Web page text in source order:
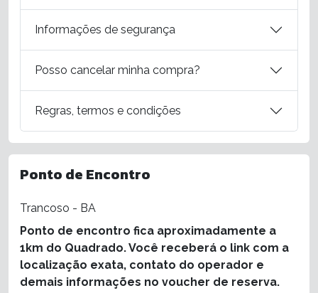
Informações de segurança
Posso cancelar minha compra?
Regras, termos e condições
Ponto de Encontro
Trancoso - BA
Ponto de encontro fica aproximadamente a
1km do Quadrado. Você receberá o link com a
localização exata, contato do operador e
demais informações no voucher de reserva.